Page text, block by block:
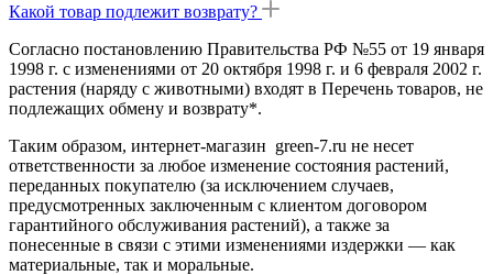
Какой товар подлежит возврату?
Согласно постановлению Правительства РФ №55 от 19 января
1998 г. с изменениями от 20 октября 1998 г. и 6 февраля 2002 г.
растения (наряду с животными) входят в Перечень товаров, не
подлежащих обмену и возврату*.
Таким образом, интернет-магазин green-7.ru не несет
ответственности за любое изменение состояния растений,
переданных покупателю (за исключением случаев,
предусмотренных заключенным с клиентом договором
гарантийного обслуживания растений), а также за
понесенные в связи с этими изменениями издержки — как
материальные, так и моральные.